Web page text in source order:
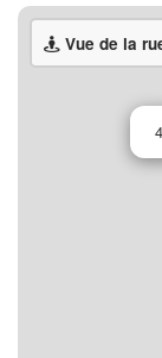
Vue de la